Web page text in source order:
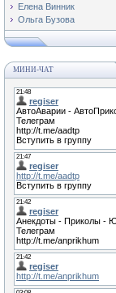
Елена Винник
Ольга Бузова
МИНИ-ЧАТ